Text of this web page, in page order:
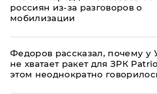
россиян из-за разговоров о
мобилизации
Федоров рассказал, почему у
не хватает ракет для ЗРК
этом неоднократно